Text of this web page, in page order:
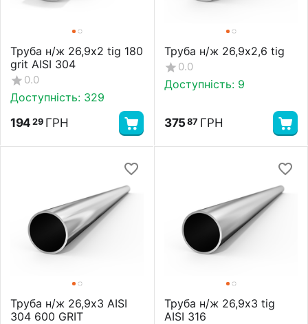
Труба н/ж 26,9х2 tig 180
grit AISI 304
0.0
Доступність: 329
194 29 ГРН
Труба н/ж 26,9х2,6 tig
0.0
Доступність: 9
375 87 ГРН
Труба н/ж 26,9х3 AISI
304 600 GRIT
Труба н/ж 26,9х3 tig
AISI 316